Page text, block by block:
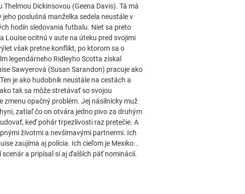
Dickinsovou (Geena Davis). Tá má
poslušná manželka sedela neustále v
hodín sledovania futbalu. Niet sa preto
Louise ocitnú v aute na úteku pred svojimi
však pretne konflikt, po ktorom sa o
legendárneho Ridleyho Scotta získal
Sawyerová (Susan Sarandon) pracuje ako
je ako hudobník neustále na cestách a
tak sa môže stretávať so svojou
zmenu opačný problém. Jej násilnícky muž
zatiaľ čo on otvára jedno pivo za druhým
keď pohár trpezlivosti raz pretečie. A
životmi a nevšímavými partnermi. Ich
zaujíma aj polícia. Ich cieľom je Mexiko...
a pripísal si aj ďalších päť nominácií.